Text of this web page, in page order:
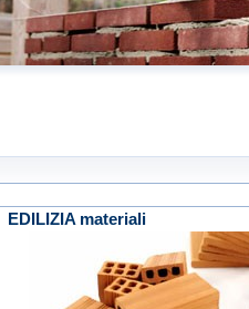
EDILIZIA materiali